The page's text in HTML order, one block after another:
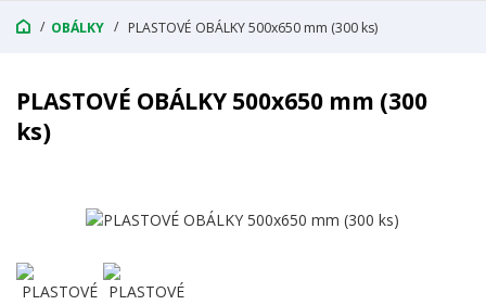
OBÁLKY PLASTOVÉ OBÁLKY 500x650 mm (300 ks)
PLASTOVÉ OBÁLKY 500x650 mm (300
ks)